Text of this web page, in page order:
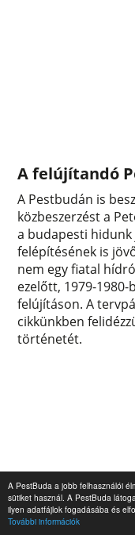
A PestBuda a jobb felhasználói
sütiket használ. A PestBuda
ilyen adatfájlok fogadásába és
További információk
A felújítandó
A Pestbudán is
közbeszerzést a
a budapesti hidunk
felépítésének is
nem egy fiatal
ezelőtt, 1979-
felújításon. A
cikkünkben
történetét.